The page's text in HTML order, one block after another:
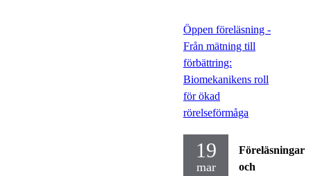
Öppen föreläsning -
Från mätning till
förbättring:
Biomekanikens roll
för ökad
rörelseförmåga
19
mar
Föreläsningar
och